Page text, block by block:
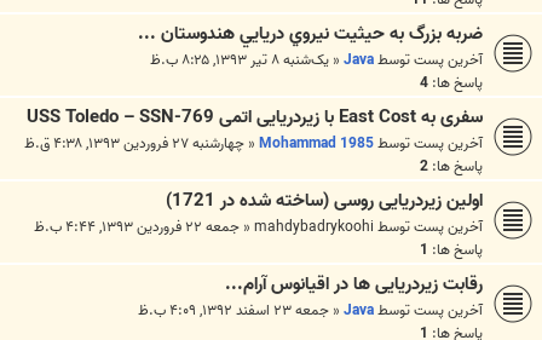
ضربه بزرگ به حيثيت نيروي دريايي هندوستان ...
آخرین پست توسطJava
« یک‌شنبه ۸ تیر ۱۳۹۳, ۸:۲۵ ب.ظ
پاسخ ها: 4
سفری به East Cost با زیردریایی اتمی USS Toledo – SSN-769
آخرین پست توسطMohammad 1985
« چهارشنبه ۲۷ فروردین ۱۳۹۳, ۴:۳۸ ق.ظ
پاسخ ها: 2
اولین زیردریایی روسی (ساخته شده در 1721)
آخرین پست توسطmahdybadrykoohi
« جمعه ۲۲ فروردین ۱۳۹۳, ۴:۴۴ ب.ظ
پاسخ ها: 1
رقابت زیردریایی ها در اقیانوس آرام...
آخرین پست توسطJava
« جمعه ۲۳ اسفند ۱۳۹۲, ۴:۰۹ ب.ظ
پاسخ ها: 1